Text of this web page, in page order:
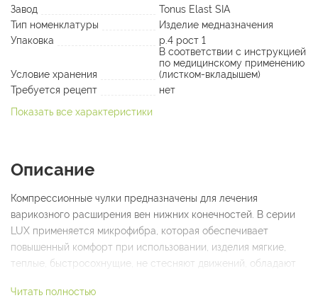
Завод
Tonus Elast SIA
Тип номенклатуры
Изделие медназначения
Упаковка
р.4 рост 1
Условие хранения
В соответствии с инструкцией
по медицинскому применению
(листком-вкладышем)
Требуется рецепт
нет
Показать все характеристики
Описание
Компрессионные чулки предназначены для лечения
варикозного расширения вен нижних конечностей. В серии
LUX применяется микрофибра, которая обеспечивает
повышенный комфорт при использовании, изделия мягкие,
теплые, быстросохнущие, не стесняют движений, обладают
Читать полностью